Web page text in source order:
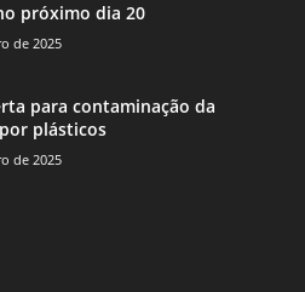
próximo dia 20
de 2025
para contaminação da
plásticos
de 2025